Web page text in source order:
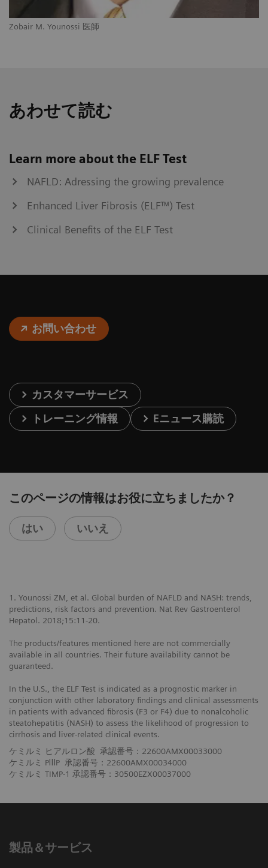
Zobair M. Younossi 医師
あわせて読む
Learn more about the ELF Test
NAFLD: Adressing the growing prevalence
Enhanced Liver Fibrosis (ELF™) Test
Clinical Benefits of the ELF Test
お問い合わせ
カスタマーサービス
トレーニング情報
Eニュース購読
このページの情報はお役に立ちましたか？
はい いいえ
1. Younossi ZM, et al. Global burden of NAFLD and NASH: trends,
predictions, risk factors and prevention. Nat Rev Gastroenterol
Hepatol. 2018;15:11-20.
The products/features mentioned here are not commercially
available in all countries. Their future availability cannot be
guaranteed.
In the U.S., the ELF Test is indicated as a prognostic marker in
conjunction with other laboratory findings and clinical assessments
in patients with advanced fibrosis (F3 or F4) due to nonalcoholic
steatohepatitis (NASH) to assess the likelihood of progression to
cirrhosis and liver-related clinical events.
ケミルミ ヒアルロン酸 承認番号：22600AMX00033000
ケミルミ PⅢP 承認番号：22600AMX00034000
ケミルミ TIMP-1 承認番号：30500EZX00037000
製品＆サービス